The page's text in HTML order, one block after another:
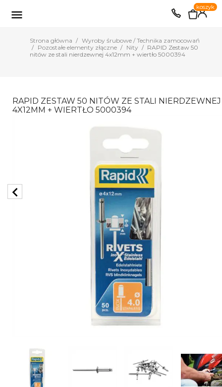
EUR PLN

0
koszyk
Strona główna
Wyroby śrubowe / Technika zamocowań
Pozostałe elementy złączne
Nity
RAPID Zestaw 50
nitów ze stali nierdzewnej 4x12mm + wiertło 5000394
RAPID ZESTAW 50 NITÓW ZE STALI NIERDZEWNEJ
4X12MM + WIERTŁO 5000394
chevron_left